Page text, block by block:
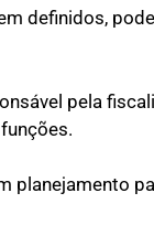
definidos,
pela